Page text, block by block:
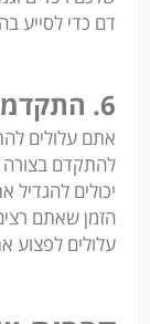
דם כדי לסייע
6. התקדמו בהדרגה
אתם עלולים
להתקדם בצורה
יכולים
הזמן שאתם
עלולים לפצוע